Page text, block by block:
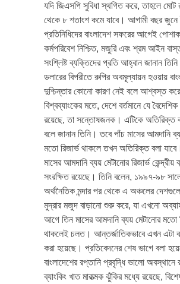
যদি জিএসপি সুবিধা স্থগিত করে, তাহলে মোট
থেকে ৮ শতাংশ কমে যাবে। আগামী বছর
প্রতিনিধিদের বাংলাদেশ সফরের আগেই পোশাক
কর্মপরিবেশ নিশ্চিত, মজুরি এবং শ্রম আইন
সংশ্লিষ্ট ব্যক্তিদের প্রতি আহ্বান জানান
ডলারের বিপরীতে রুপির অবমূল্যায়ন হওয়ায়
দুশ্চিন্তার কোনো কারণ নেই বলে আশ্বস্ত
বিশ্বব্যাংকের মতে, দেশে বর্তমানে যে বৈদেশিক
রয়েছে, তা সন্তোষজনক। এটিকে অতিরিক্ত
বলে জানান তিনি। তবে পাঁচ মাসের আমদানি
মতো রিজার্ভ থাকলে তখন অতিরিক্ত বলা
মাসের আমদানি ব্যয় মেটানোর রিজার্ভ কেন্দ্রীয়
সংরক্ষিত রয়েছে। তিনি বলেন, ১৯৯৭-৯৮
অর্থনৈতিক মন্দার পর থেকে এ অঞ্চলের
মুদ্রার মজুদ বাড়ানো শুরু করে, যা এখনো
আগে তিন মাসের আমদানি ব্যয় মেটানোর মতো
থাকলেই চলত। আন্তর্জাতিকভাবে এখন এটা
করা হয়েছে। প্রতিবেদনের শেষ ভাগে বলা
বাংলাদেশের রপ্তানি প্রবৃদ্ধি ভালো
ব্যাংকিং খাত মারাত্মক ঝুঁকির মধ্যে রয়েছে,